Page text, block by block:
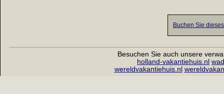
Buchen Sie
Besuchen Sie auch unsere
holland-vakantiehuis.nl
wereldvakantiehuis.nl